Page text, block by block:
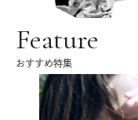
Feature
おすすめ特集